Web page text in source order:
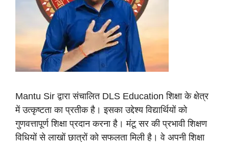
Mantu Sir द्वारा संचालित DLS Education शिक्षा के क्षेत्र
में उत्कृष्टता का प्रतीक है। इसका उद्देश्य विद्यार्थियों को
गुणवत्तापूर्ण शिक्षा प्रदान करना है। मंटू सर की प्रभावी शिक्षण
विधियों से लाखों छात्रों को सफलता मिली है। वे अपनी शिक्षा